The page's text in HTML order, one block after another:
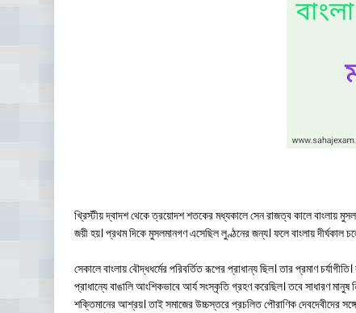
খ্রিস্টীয় দ্বাদশ থেকে ত্রয়োদশ শতকের মধ্যকালে সেন রাজত্ব কালে বাংলায়
জয়ী হয়। প্রথম দিকে মুসলমানগণ এসেছিল লুণ্ঠনের জন্য। ফলে বাংলায় দীর্ঘকাল
সেকালে বাংলায় বৌদ্ধধর্মের পরিবর্তিত রূপের প্রাধান্য ছিল। তার প্রমাণ
প্রাধান্যে বাঙালি আংশিকভাবে আর্য সংস্কৃতি গ্রহণ করেছিল। তবে সাধারণ
শক্তিমানের আশ্রয়। তাই সমাজের উচ্চস্তরে প্রচলিত পৌরাণিক দেবদেবীদের